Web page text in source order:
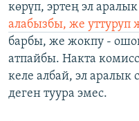
көрүп, эртең эл
алабызбы, же уттуруп
барбы, же жокпу -
атпайбы. Накта
келе албай, эл аралык
деген туура эмес.